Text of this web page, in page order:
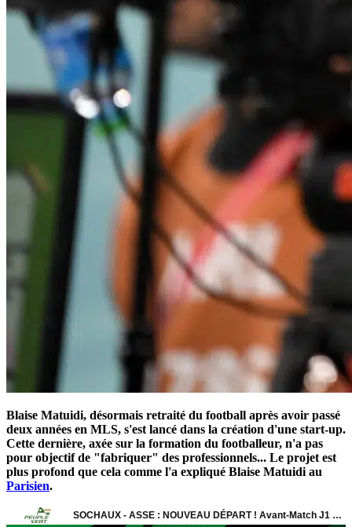
Blaise Matuidi, désormais retraité du football après avoir passé
deux années en MLS, s'est lancé dans la création d'une start-up.
Cette dernière, axée sur la formation du footballeur, n'a pas
pour objectif de "fabriquer" des professionnels... Le projet est
plus profond que cela comme l'a expliqué Blaise Matuidi au
Parisien.